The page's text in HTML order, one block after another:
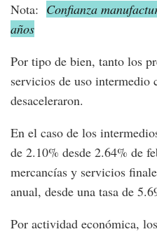
Nota: Confianza
años
Por tipo de bien, tanto los
servicios de uso intermedio
desaceleraron.
En el caso de los
de 2.10% desde 2.64% de
mercancías y servicios
anual, desde una tasa de
Por actividad económica,